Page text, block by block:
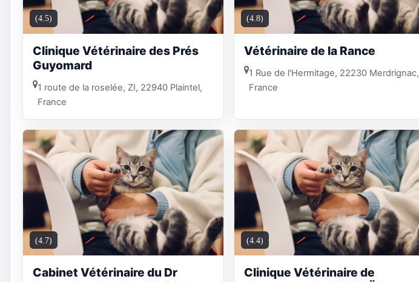
(4.5)
Clinique Vétérinaire des Prés
Guyomard
1 route de la roselée, ZI, 22940 Plaintel,
France
(4.8)
Vétérinaire de la Rance
1 Rue de l'Hermitage, 22230 Merdrignac,
France
(4.7)
Cabinet Vétérinaire du Dr
(4.4)
Clinique Vétérinaire de